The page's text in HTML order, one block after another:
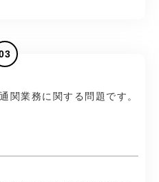
関業務に関する問題です。